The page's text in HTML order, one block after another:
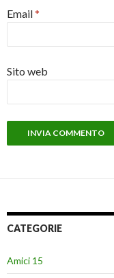
Email*
Sito web
CATEGORIE
Amici 15